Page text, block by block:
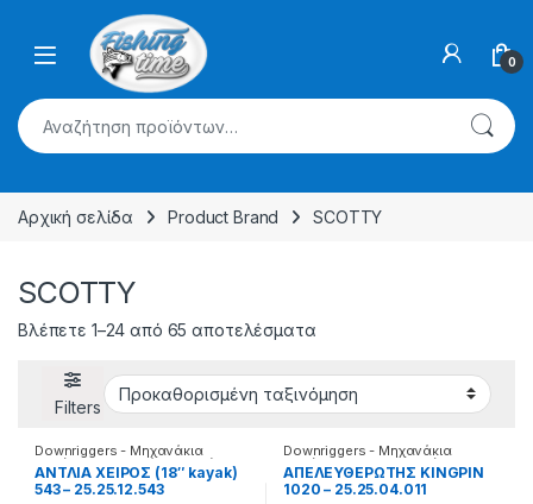
Skip to navigation
0
Αναζήτηση για:
Αρχική σελίδα Product Brand SCOTTY
SCOTTY
Βλέπετε 1–24 από 65 αποτελέσματα
Filters
Downriggers - Μηχανάκια
καθέτης Αξεσουάρ καθετής
AΝΤΛΙΑ ΧΕΙΡΟΣ (18″ kayak)
543 – 25.25.12.543
Downriggers - Μηχανάκια
καθέτης,Απελευθερωτές
AΠΕΛΕΥΘΕΡΩΤΗΣ KINGPIN
1020 – 25.25.04.011